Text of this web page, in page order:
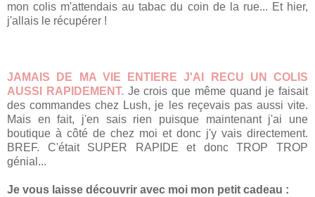
mon colis m'attendais au tabac du coin de la rue... Et hier,
j'allais le récupérer !
JAMAIS DE MA VIE ENTIERE J'AI RECU UN COLIS
AUSSI RAPIDEMENT.Je crois que même quand je faisait
des commandes chez Lush, je les reçevais pas aussi vite.
Mais en fait, j'en sais rien puisque maintenant j'ai une
boutique à côté de chez moi et donc j'y vais directement.
BREF. C'était SUPER RAPIDE et donc TROP TROP
génial...
Je vous laisse découvrir avec moi mon petit cadeau :